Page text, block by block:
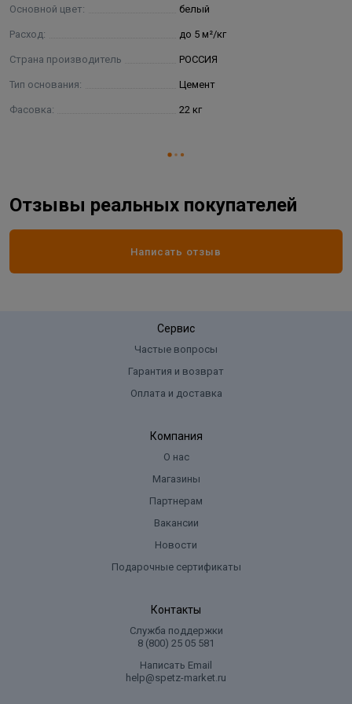
Основной цвет: белый
Расход: до 5 м²/кг
Страна производитель РОССИЯ
Тип основания: Цемент
Фасовка: 22 кг
Отзывы реальных покупателей
Написать отзыв
Сервис
Частые вопросы
Гарантия и возврат
Оплата и доставка
Компания
О нас
Магазины
Партнерам
Вакансии
Новости
Подарочные сертификаты
Контакты
Служба поддержки
8 (800) 25 05 581
Написать Email
help@spetz-market.ru